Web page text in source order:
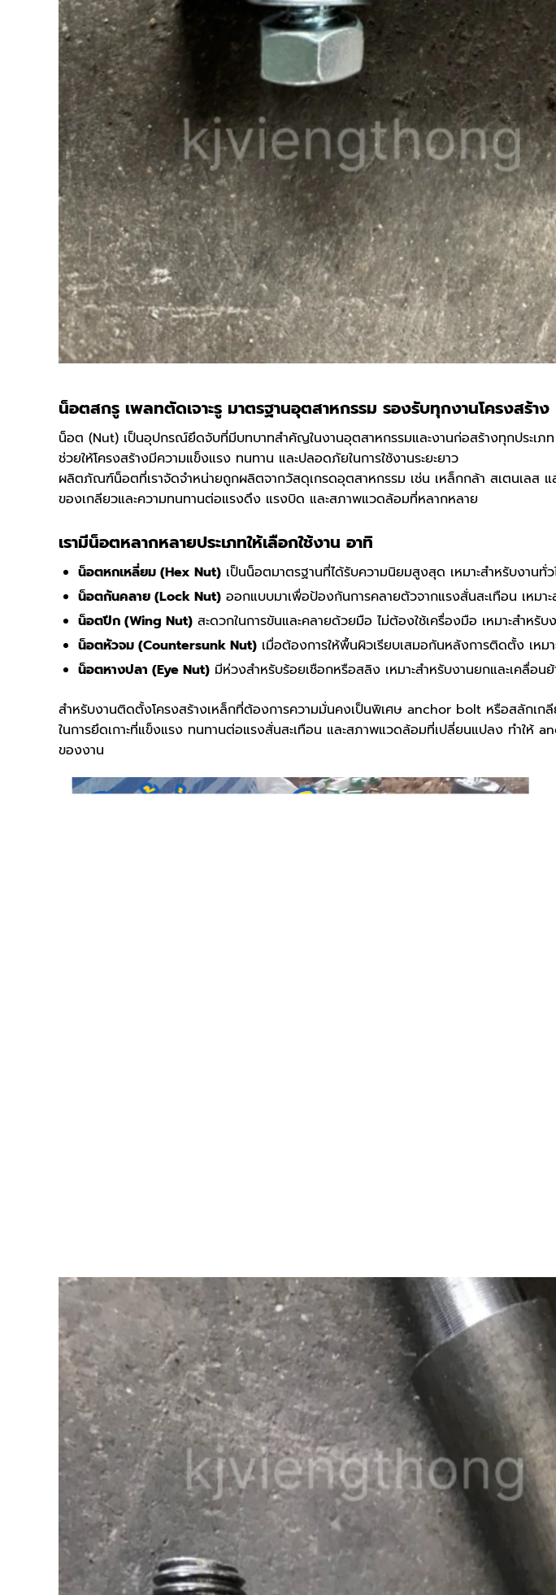
น็อตสกรู เพลทตัดเจาะรู มาตรฐานอุตสาหกรรม รองรับทุกงานโครงสร้าง
น็อต (Nut) เป็นอุปกรณ์ยึดจับที่มีบทบาทสำคัญในงานอุตสาหกรรมและงานก่อสร้างทุกประเ
ช่วยให้โครงสร้างมีความแข็งแรง ทนทาน และปลอดภัยในการใช้งานระยะยาว
ผลิตภัณฑ์น็อตที่เราจัดจำหน่ายถูกผลิตจากวัสดุเกรดอุตสาหกรรม เช่น เหล็กกล้า สเตนเลส แ
ของเกลียวและความทนทานต่อแรงดึง แรงบิด และสภาพแวดล้อมที่หลากหลาย
เรามีน็อตหลากหลายประเภทให้เลือกใช้งาน อาทิ
น็อตหกเหลี่ยม (Hex Nut) เป็นน็อตมาตรฐานที่ได้รับความนิยมสูงสุด เหมาะสำหรับงาน
น็อตกันคลาย (Lock Nut) ออกแบบมาเพื่อป้องกันการคลายตัวจากแรงสั่นสะเทือน เหม
น็อตปีก (Wing Nut) สะดวกในการขันและคลายด้วยมือ ไม่ต้องใช้เครื่องมือ เหมาะสำหรั
น็อตหัวจม (Countersunk Nut) เมื่อต้องการให้พื้นผิวเรียบเสมอกันหลังการติดตั้ง เหม
น็อตหางปลา (Eye Nut) มีห่วงสำหรับร้อยเชือกหรือสลิง เหมาะสำหรับงานยกและเคลื่อน
สำหรับงานติดตั้งโครงสร้างเหล็กที่ต้องการความมั่นคงเป็นพิเศษ anchor bolt หรือสลัก
ในการยึดเกาะที่แข็งแรง ทนทานต่อแรงสั่นสะเทือน และสภาพแวดล้อมที่เปลี่ยนแปลง ทำให้
ของงาน